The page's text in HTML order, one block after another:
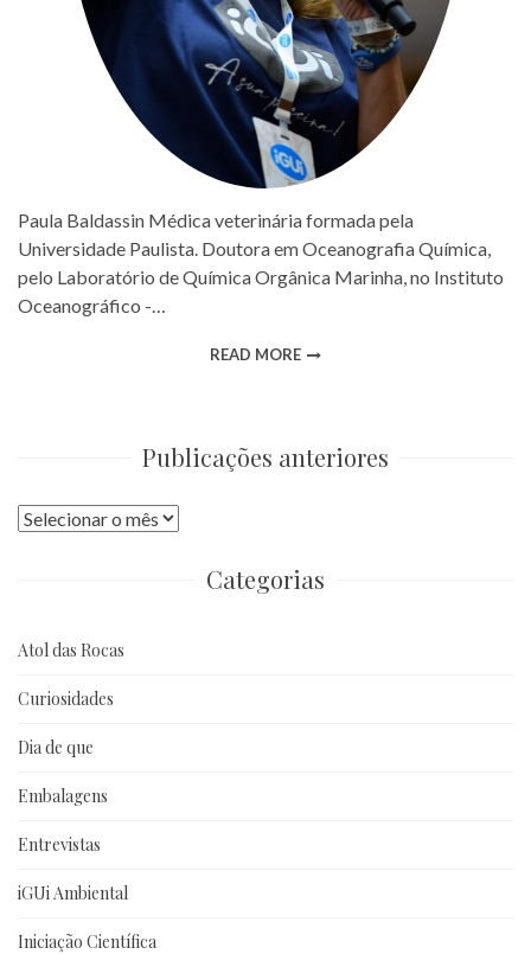
Paula Baldassin Médica veterinária formada pela
Universidade Paulista. Doutora em Oceanografia Química,
pelo Laboratório de Química Orgânica Marinha, no Instituto
Oceanográfico -…
READ MORE
Publicações anteriores
Publicações
Categorias
Atol das Rocas
Curiosidades
Dia de que
Embalagens
Entrevistas
iGUi Ambiental
Iniciação Científica